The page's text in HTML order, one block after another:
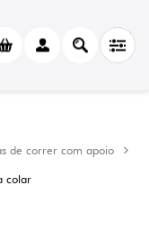
de correr com apoio
colar